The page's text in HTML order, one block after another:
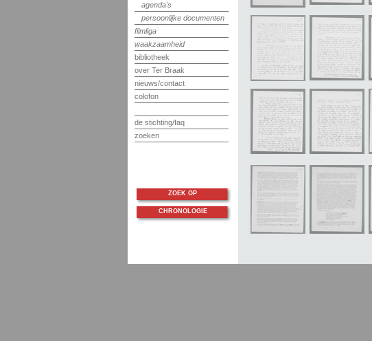
agenda's
persoonlijke documenten
filmliga
waakzaamheid
bibliotheek
over Ter Braak
nieuws/contact
colofon
de stichting/faq
zoeken
ZOEK OP
CHRONOLOGIE